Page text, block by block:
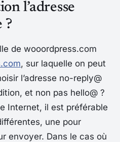
l’adresse
?
de wooordpress.com
, sur laquelle on peut
l’adresse no-reply@
et non pas hello@ ?
Internet, il est préférable
une pour
envoyer. Dans le cas où